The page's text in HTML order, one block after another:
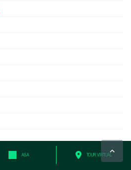
ASA TOUR VIRTUAL